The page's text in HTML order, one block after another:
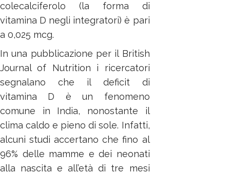
colecalciferolo (la forma di
vitamina D negli integratori) è pari
a 0,025 mcg.
In una pubblicazione per il British
Journal of Nutrition i ricercatori
segnalano che il deficit di
vitamina D è un fenomeno
comune in India, nonostante il
clima caldo e pieno di sole. Infatti,
alcuni studi accertano che fino al
96% delle mamme e dei neonati
alla nascita e all’età di tre mesi